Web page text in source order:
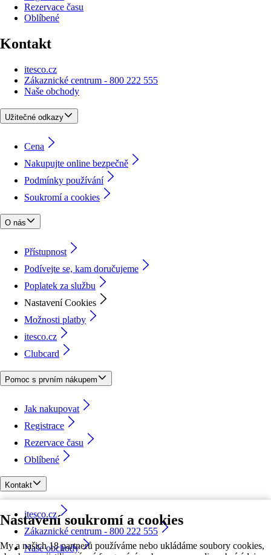
Nastavení soukromí a cookies
My a našich 18 partnerů používáme nebo ukládáme soubory cookies,
Rezervace času
Oblíbené
Kontakt
itesco.cz
Zákaznické centrum - 800 222 555
Naše obchody
Užitečné odkazy
Cena
Nakupujte online bezpečně
Podmínky používání
Soukromí a cookies
O nás
Přístupnost
Podívejte se, kam doručujeme
Poplatek za službu
Nastavení Cookies
Možnosti platby
itesco.cz
Clubcard
Pomoc s prvním nákupem
Jak nakupovat
Registrace
Rezervace času
Oblíbené
Kontakt
itesco.cz
Zákaznické centrum - 800 222 555
Naše obchody